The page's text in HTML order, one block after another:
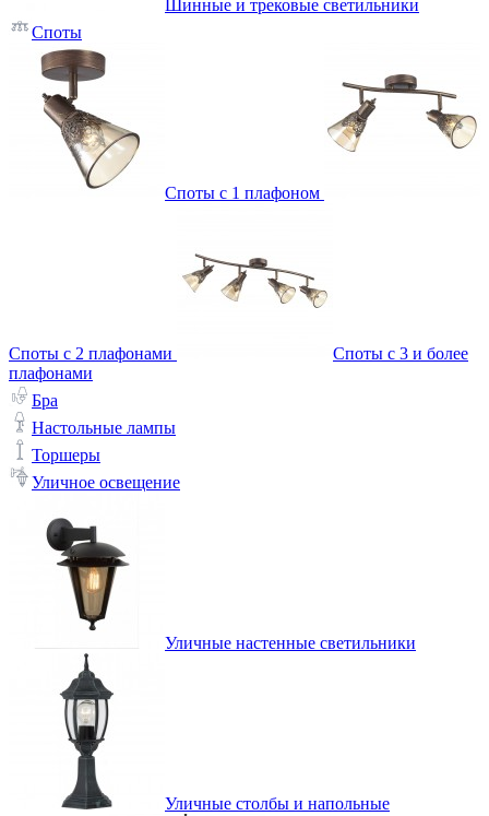
Шинные и трековые светильники
Споты
Споты с 1 плафоном
Споты с 2 плафонами
Споты с 3 и более
плафонами
Бра
Настольные лампы
Торшеры
Уличное освещение
Уличные настенные светильники
Уличные столбы и напольные